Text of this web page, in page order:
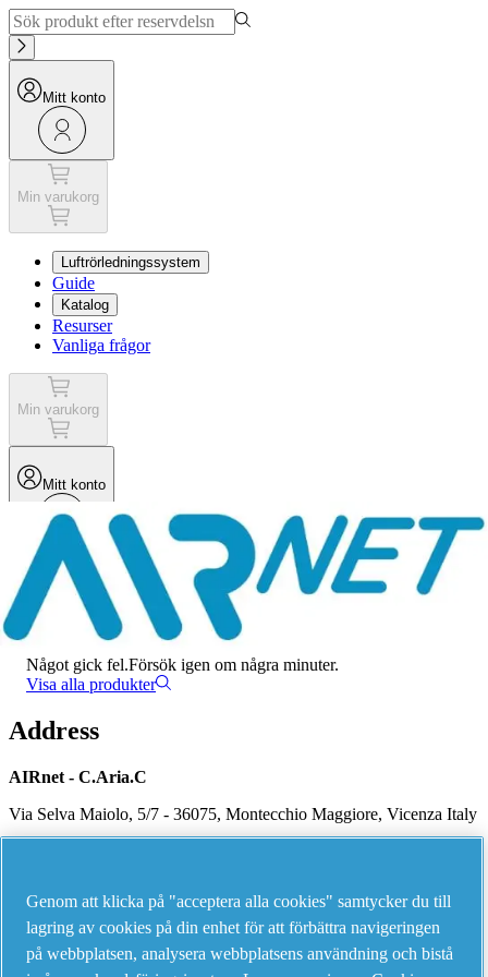
Mitt konto
Min varukorg
Luftrörledningssystem
Guide
Katalog
Resurser
Vanliga frågor
Min varukorg
Mitt konto
Meny
Det har uppstått ett fel
Något gick fel.Försök igen om några minuter.
Visa alla produkter
Address
AIRnet - C.Aria.C
Via Selva Maiolo, 5/7 - 36075, Montecchio Maggiore, Vicenza Italy
Piping Systems - click to see details
Genom att klicka på "acceptera alla cookies" samtycker du till
lagring av cookies på din enhet för att förbättra navigeringen
på webbplatsen, analysera webbplatsens användning och bistå